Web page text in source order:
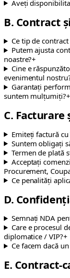
Aveți
B. Contract
Ce tip de
Putem ajusta
noastre?+
Cine e
evenimentul
Garantați
suntem mulțumiți?+
C. Facturare
Emiteți factură
Suntem obligați
Termen de plată
Acceptați
Procurement,
Ce penalități
D.
Semnați NDA
Care e procesul
diplomatice / VIP?+
Ce facem dacă
E. Contract-